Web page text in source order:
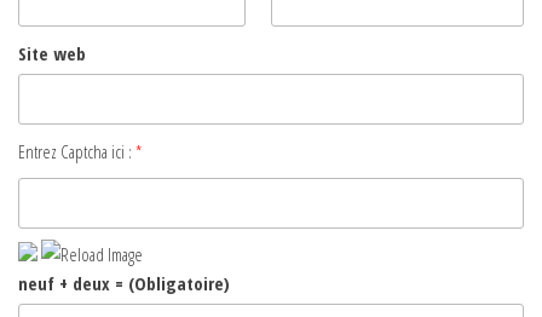
Site web
Entrez Captcha ici : *
neuf + deux = (Obligatoire)